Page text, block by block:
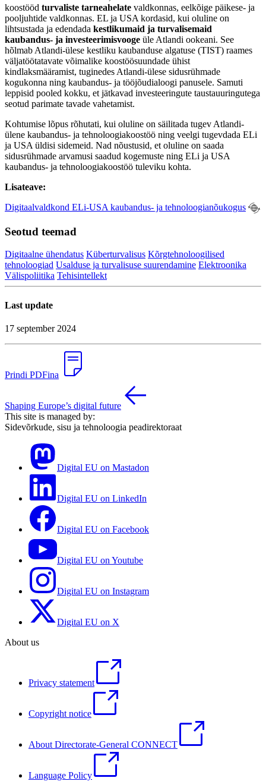
koostööd turvaliste tarneahelate valdkonnas, eelkõige päikese- ja
pooljuhtide valdkonnas. EL ja USA kordasid, kui oluline on
lihtsustada ja edendada kestlikumaid ja turvalisemaid
kaubandus- ja investeerimisvooge üle Atlandi ookeani. See
hõlmab Atlandi-ülese kestliku kaubanduse algatuse (TIST) raames
väljatöötatavate võimalike koostöösuundade ühist
kindlaksmääramist, tuginedes Atlandi-ülese sidusrühmade
kogukonna ning kaubandus- ja tööjõudialoogi panusele. Samuti
leppisid pooled kokku, et jätkavad investeeringute taustauuringutega
seotud parimate tavade vahetamist.
Kohtumise lõpus rõhutati, kui oluline on säilitada tugev Atlandi-
ülene kaubandus- ja tehnoloogiakoostöö ning veelgi tugevdada ELi
ja USA üldisi sidemeid. Nad nõustusid, et oluline on saada
sidusrühmade arvamusi saadud kogemuste ning ELi ja USA
kaubandus- ja tehnoloogiakoostöö tuleviku kohta.
Lisateave:
Digitaalvaldkond ELi-USA kaubandus- ja tehnoloogianõukogus
Seotud teemad
Digitaalne ühendatus Küberturvalisus Kõrgtehnoloogilised
tehnoloogiad Usalduse ja turvalisuse suurendamine Elektroonika
Välispoliitika Tehisintellekt
Last update
17 september 2024
Prindi PDFina
Shaping Europe’s digital future
This site is managed by:
Sidevõrkude, sisu ja tehnoloogia peadirektoraat
Digital EU on Mastadon
Digital EU on LinkedIn
Digital EU on Facebook
Digital EU on Youtube
Digital EU on Instagram
Digital EU on X
About us
Privacy statement
Copyright notice
About Directorate-General CONNECT
Language Policy